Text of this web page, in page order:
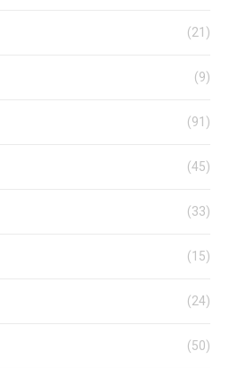
(21)
(9)
(91)
(45)
(33)
(15)
(24)
(50)